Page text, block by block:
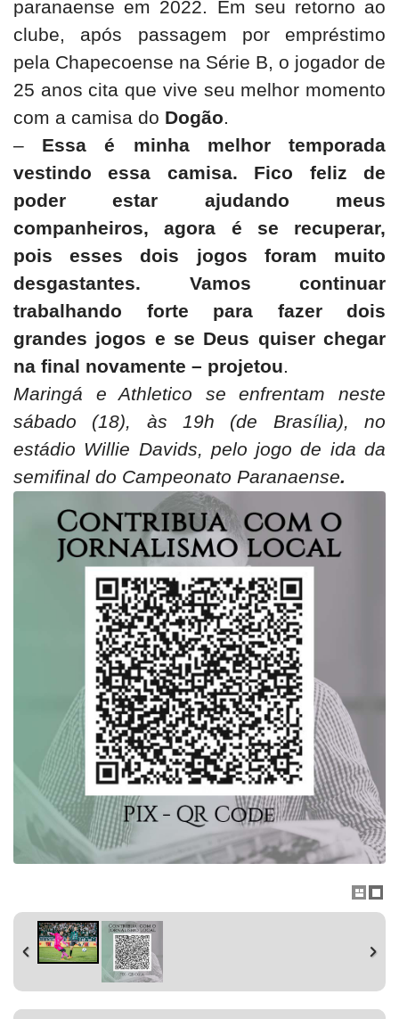
paranaense em 2022. Em seu retorno ao
clube, após passagem por empréstimo
pela Chapecoense na Série B, o jogador de
25 anos cita que vive seu melhor momento
com a camisa do Dogão.
– Essa é minha melhor temporada
vestindo essa camisa. Fico feliz de
poder estar ajudando meus
companheiros, agora é se recuperar,
pois esses dois jogos foram muito
desgastantes. Vamos continuar
trabalhando forte para fazer dois
grandes jogos e se Deus quiser chegar
na final novamente – projetou.
Maringá e Athletico se enfrentam neste
sábado (18), às 19h (de Brasília), no
estádio Willie Davids, pelo jogo de ida da
semifinal do Campeonato Paranaense.